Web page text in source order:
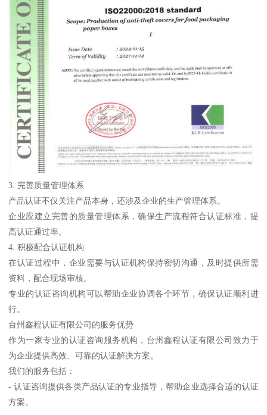
3. 完善质量管理体系
产品认证不仅关注产品本身，还涉及企业的生产管理体系。
企业应建立完善的质量管理体系，确保生产流程符合认证标准，提
高认证通过率。
4. 积极配合认证机构
在认证过程中，企业需要与认证机构保持密切沟通，及时提供所需
资料，配合现场审核。
专业的认证咨询机构可以帮助企业协调各个环节，确保认证顺利进
行。
台州鑫程认证有限公司的服务优势
作为一家专业的认证咨询服务机构，台州鑫程认证有限公司致力于
为企业提供高效、可靠的认证解决方案。
我们的服务包括：
- 认证咨询提供各类产品认证的专业指导，帮助企业选择合适的认证
方案。